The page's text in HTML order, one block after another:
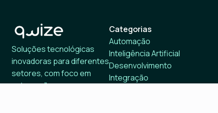
Soluções tecnológicas
inovadoras para diferentes
setores, com foco em
automação,
Categorias
Automação
Inteligência Artificial
Desenvolvimento
Integração